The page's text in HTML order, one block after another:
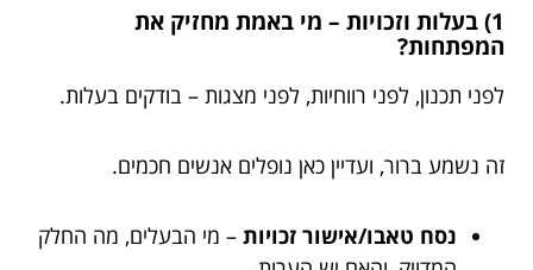
1) בעלות וזכויות – מי באמת מחזיק את
המפתחות?
לפני תכנון, לפני רווחיות, לפני מצגות – בודקים בעלות.
זה נשמע ברור, ועדיין כאן נופלים אנשים חכמים.
נסח טאבו/אישור זכויות – מי הבעלים, מה החלק